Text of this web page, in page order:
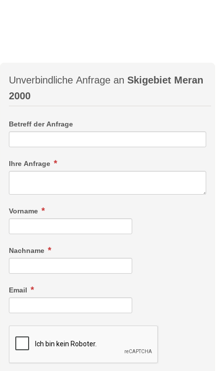
Unverbindliche Anfrage an Skigebiet Meran
2000
Betreff der Anfrage
Ihre Anfrage
Vorname
Nachname
Email